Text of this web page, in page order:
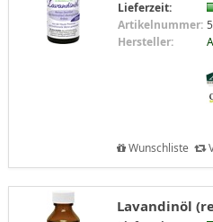
Lieferzeit:
Artikelnummer:
Hersteller:
Wunschliste
Lavandinöl